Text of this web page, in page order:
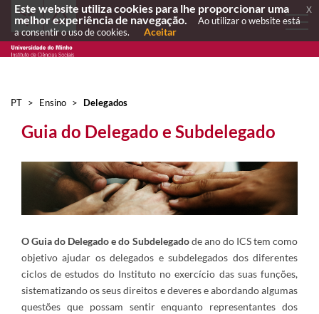
PT > Ensino > Delegados
Guia do Delegado e Subdelegado
O Guia do Delegado e do Subdelegadode ano do ICS tem como
objetivo ajudar os delegados e subdelegados dos diferentes
ciclos de estudos do Instituto no exercício das suas funções,
sistematizando os seus direitos e deveres e abordando algumas
questões que possam sentir enquanto representantes dos
Este website utiliza cookies para lhe proporcionar uma
melhor experiência de navegação.
Ao utilizar o website está
a consentir o uso de cookies.
Aceitar
x